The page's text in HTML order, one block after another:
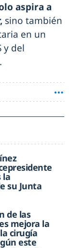
aspira a
sino también
en un
y del
la
su Junta
de las
mejora la
cirugía
este